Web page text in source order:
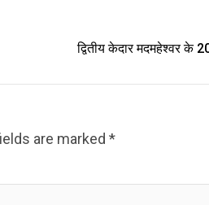
द्वितीय केदार मदमहेश्वर के
are marked *